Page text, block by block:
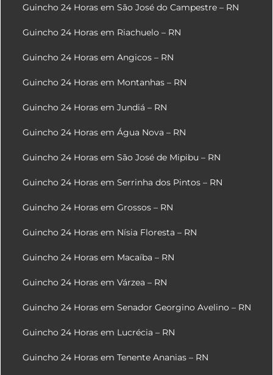
Guincho 24 Horas em São José do Campestre – RN
Guincho 24 Horas em Riachuelo – RN
Guincho 24 Horas em Angicos – RN
Guincho 24 Horas em Montanhas – RN
Guincho 24 Horas em Jundiá – RN
Guincho 24 Horas em Água Nova – RN
Guincho 24 Horas em São José de Mipibu – RN
Guincho 24 Horas em Serrinha dos Pintos – RN
Guincho 24 Horas em Grossos – RN
Guincho 24 Horas em Nísia Floresta – RN
Guincho 24 Horas em Macaíba – RN
Guincho 24 Horas em Várzea – RN
Guincho 24 Horas em Senador Georgino Avelino – RN
Guincho 24 Horas em Lucrécia – RN
Guincho 24 Horas em Tenente Ananias – RN